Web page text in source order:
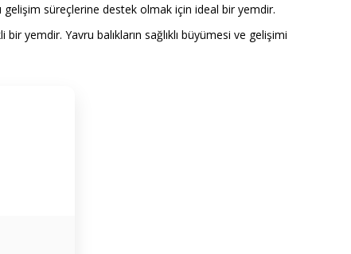
gelişim süreçlerine destek olmak için ideal bir yemdir.
yemdir. Yavru balıkların sağlıklı büyümesi ve gelişimi